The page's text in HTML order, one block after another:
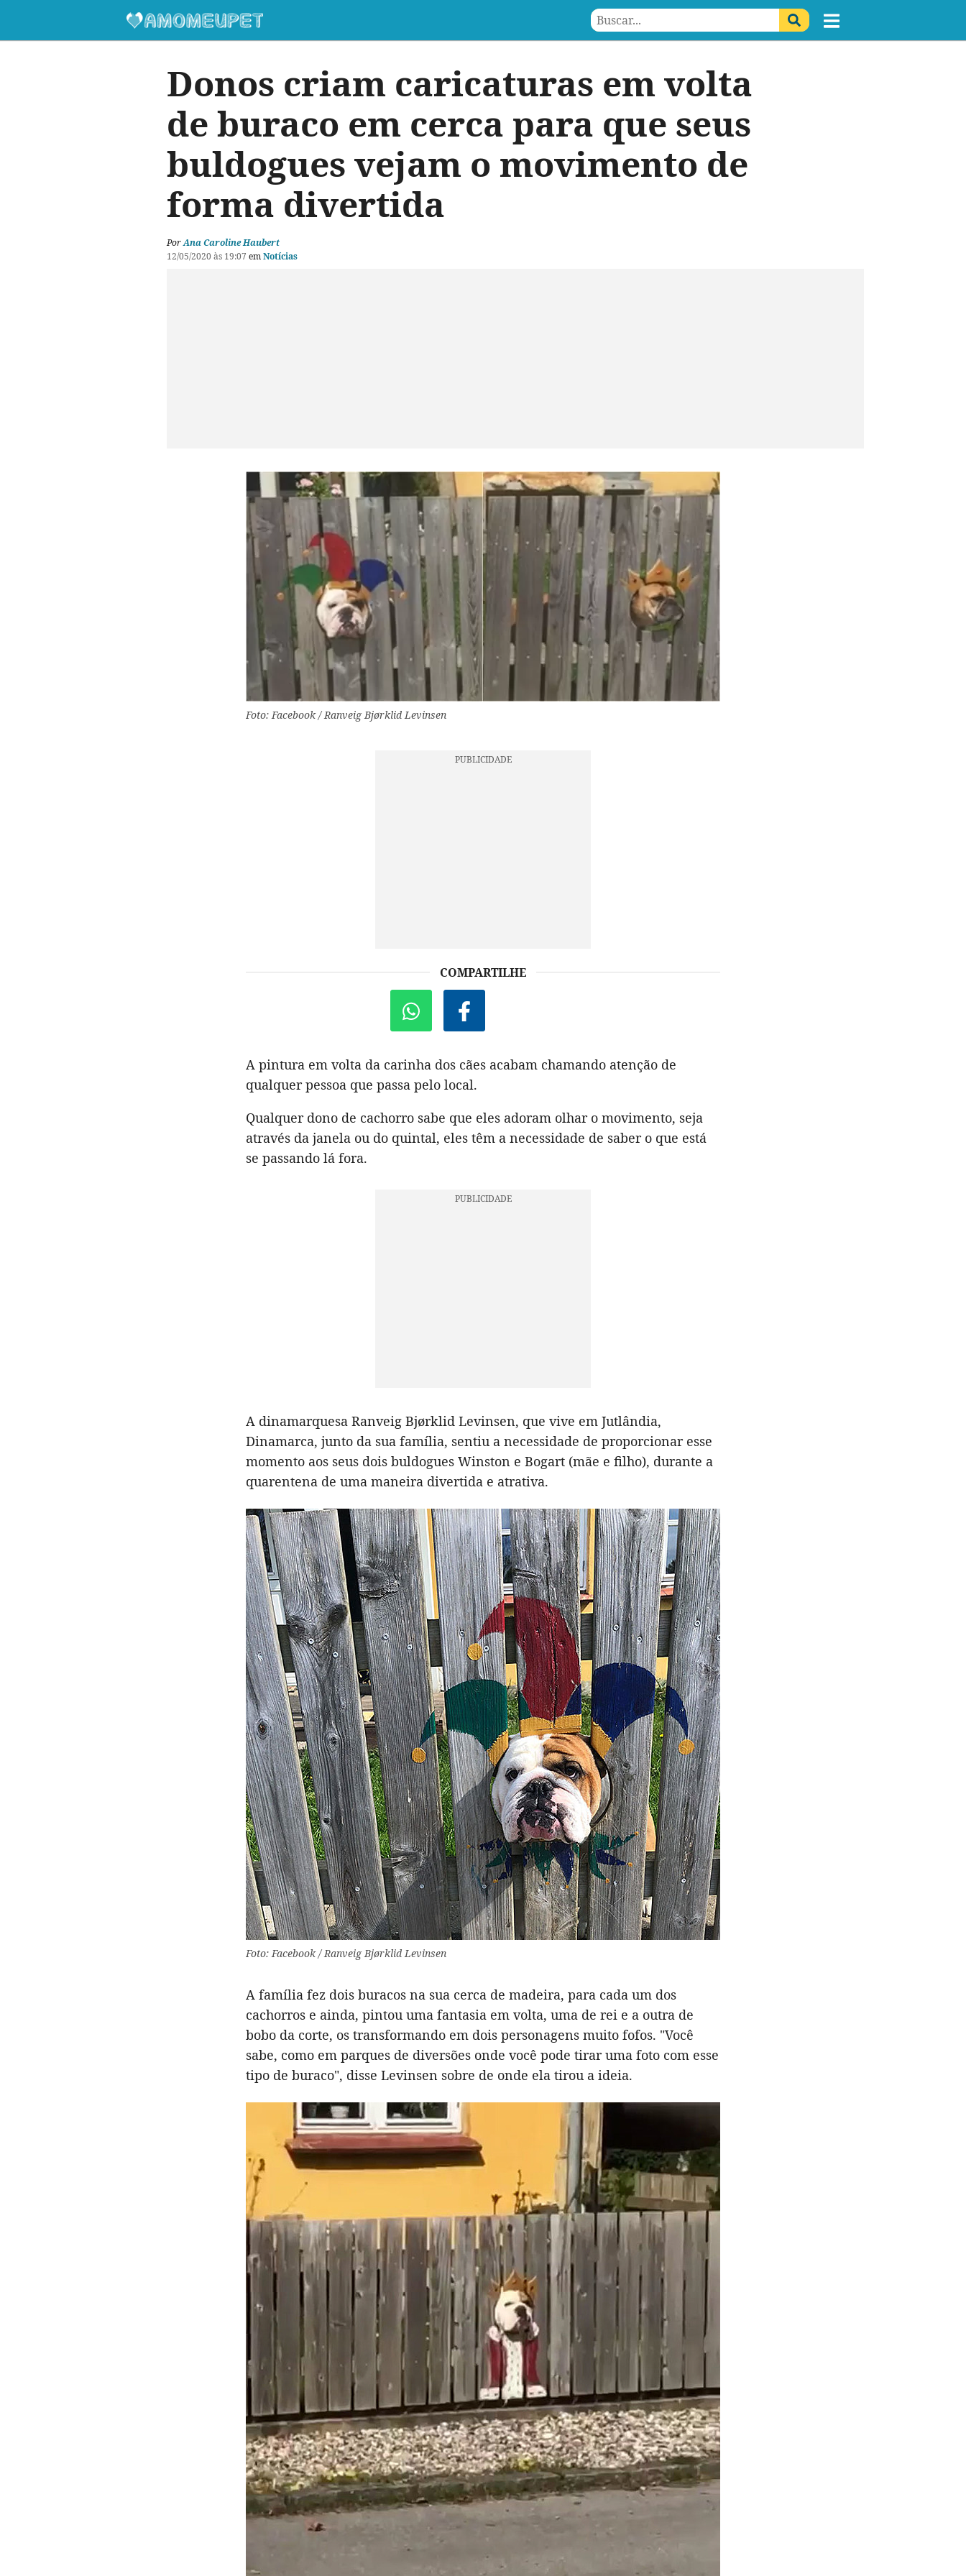
Donos criam caricaturas em volta
de buraco em cerca para que seus
buldogues vejam o movimento de
forma divertida
PorAna Caroline Haubert
12/05/2020 às 19:07 emNotícias
Foto: Facebook / Ranveig Bjørklid Levinsen
COMPARTILHE
A pintura em volta da carinha dos cães acabam chamando atenção de
qualquer pessoa que passa pelo local.
Qualquer dono de cachorro sabe que eles adoram olhar o movimento, seja
através da janela ou do quintal, eles têm a necessidade de saber o que está
se passando lá fora.
A dinamarquesa Ranveig Bjørklid Levinsen, que vive em Jutlândia,
Dinamarca, junto da sua família, sentiu a necessidade de proporcionar esse
momento aos seus dois buldogues Winston e Bogart (mãe e filho), durante a
quarentena de uma maneira divertida e atrativa.
Foto: Facebook / Ranveig Bjørklid Levinsen
A família fez dois buracos na sua cerca de madeira, para cada um dos
cachorros e ainda, pintou uma fantasia em volta, uma de rei e a outra de
bobo da corte, os transformando em dois personagens muito fofos. "Você
sabe, como em parques de diversões onde você pode tirar uma foto com esse
tipo de buraco", disse Levinsen sobre de onde ela tirou a ideia.